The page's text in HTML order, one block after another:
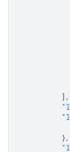
],
},